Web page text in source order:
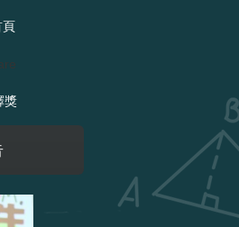
頁
獎